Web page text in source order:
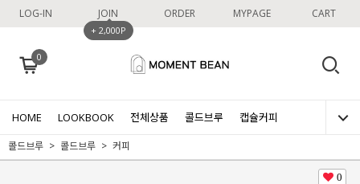
LOG-IN JOIN
+ 2,000P
ORDER MYPAGE CART
0
HOME LOOKBOOK 전체상품 콜드브루 캡슐커피
콜드브루 콜드브루 커피
0